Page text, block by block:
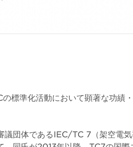
標準化活動において顕著な功績
議団体であるIEC/TC 7（架空電